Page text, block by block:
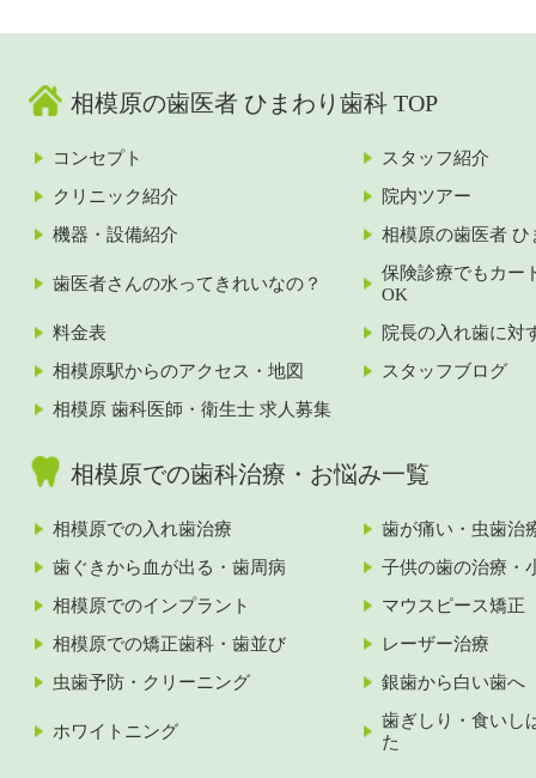
相模原の歯医者 ひまわり歯科 TOP
コンセプト
スタッフ紹介
クリニック紹介
院内ツアー
機器・設備紹介
相模原の歯医者 ひ
歯医者さんの水ってきれいなの？
保険診療でもカー
OK
料金表
院長の入れ歯に対
相模原駅からのアクセス・地図
スタッフブログ
相模原 歯科医師・衛生士 求人募集
相模原での歯科治療・お悩み一覧
相模原での入れ歯治療
歯が痛い・虫歯治
歯ぐきから血が出る・歯周病
子供の歯の治療・
相模原でのインプラント
マウスピース矯正
相模原での矯正歯科・歯並び
レーザー治療
虫歯予防・クリーニング
銀歯から白い歯へ
ホワイトニング
歯ぎしり・食いし
た